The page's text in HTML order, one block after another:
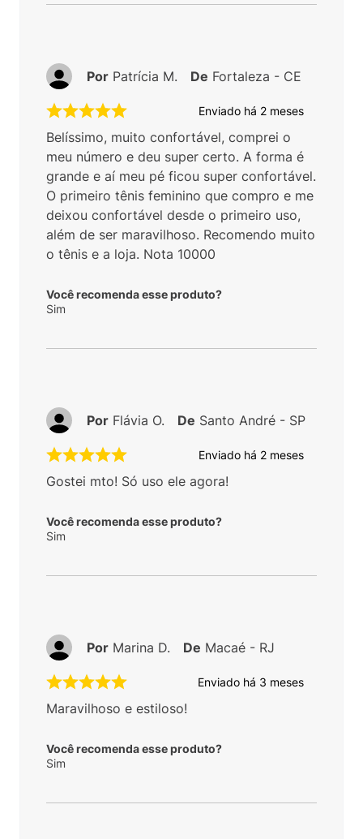
Enviado há 2 meses
Belíssimo, muito confortável, comprei o
meu número e deu super certo. A forma é
grande e aí meu pé ficou super confortável.
O primeiro tênis feminino que compro e me
deixou confortável desde o primeiro uso,
além de ser maravilhoso. Recomendo muito
o tênis e a loja. Nota 10000
Você recomenda esse produto?
Sim
Por Patrícia M. De Fortaleza - CE
Enviado há 2 meses
Gostei mto! Só uso ele agora!
Você recomenda esse produto?
Sim
Por Flávia O. De Santo André - SP
Enviado há 3 meses
Maravilhoso e estiloso!
Você recomenda esse produto?
Sim
Por Marina D. De Macaé - RJ